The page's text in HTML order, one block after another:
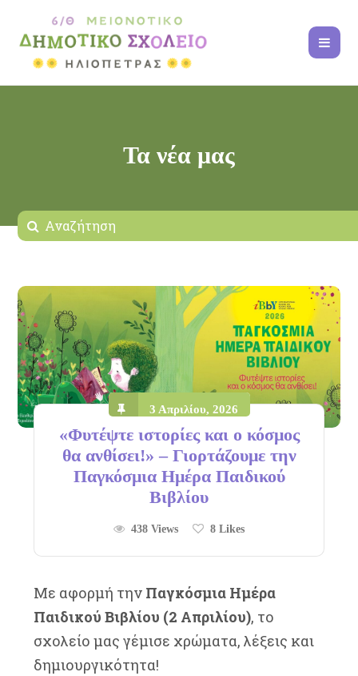
Τα νέα μας
3 Απριλίου, 2026
«Φυτέψτε ιστορίες και ο κόσμος
θα ανθίσει!» – Γιορτάζουμε την
Παγκόσμια Ημέρα Παιδικού
Βιβλίου
438 Views 8 Likes
Με αφορμή την Παγκόσμια Ημέρα
Παιδικού Βιβλίου (2 Απριλίου), το
σχολείο μας γέμισε χρώματα, λέξεις και
δημιουργικότητα!